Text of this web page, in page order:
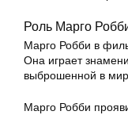
Роль Марго
Марго Робби в
Она играет
выброшенной в
Марго Робби